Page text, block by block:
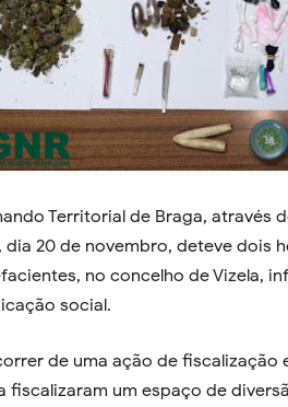
Territorial de Braga, através
dia 20 de novembro, deteve dois
no concelho de Vizela,
social.
de uma ação de
fiscalizaram um espaço de